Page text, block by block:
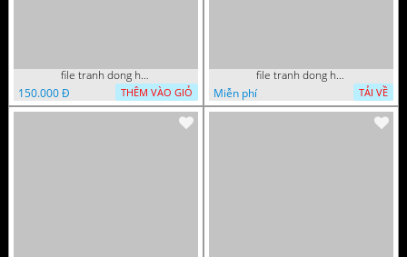
file tranh dong ho thu phap tri an cong on cha me to tien gia dinh 072026 09
150.000 Đ
THÊM VÀO GIỎ
file tranh dong ho tai loc tet cay kim tien phuc loc tho than tai di lac 072026 93
Miễn phí
TẢI VỀ